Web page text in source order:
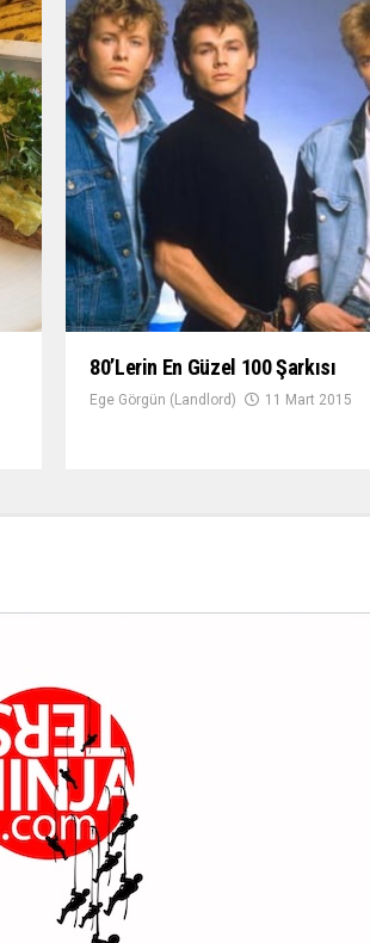
80’lerin En Güzel 100 Şarkısı
Ege Görgün (Landlord) 11 Mart 2015